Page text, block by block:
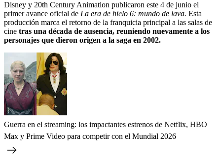
Disney y 20th Century Animation publicaron este 4 de junio el
primer avance oficial de La era de hielo 6: mundo de lava. Esta
producción marca el retorno de la franquicia principal a las salas de
cine tras una década de ausencia, reuniendo nuevamente a los
personajes que dieron origen a la saga en 2002.
Guerra en el streaming: los impactantes estrenos de Netflix, HBO
Max y Prime Video para competir con el Mundial 2026